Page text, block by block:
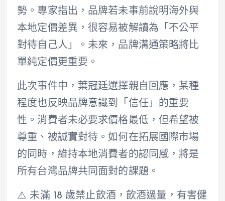
勢。專家指出，品牌若未事前說明海外與
本地定價差異，很容易被解讀為「不公平
對待自己人」。未來，品牌溝通策略將比
單純定價更重要。
此次事件中，葉冠廷選擇親自回應，某種
程度也反映品牌意識到「信任」的重要
性。消費者未必要求價格最低，但希望被
尊重、被誠實對待。如何在拓展國際市場
的同時，維持本地消費者的認同感，將是
所有台灣品牌共同面對的課題。
⚠️ 未滿 18 歲禁止飲酒，飲酒過量，有害健